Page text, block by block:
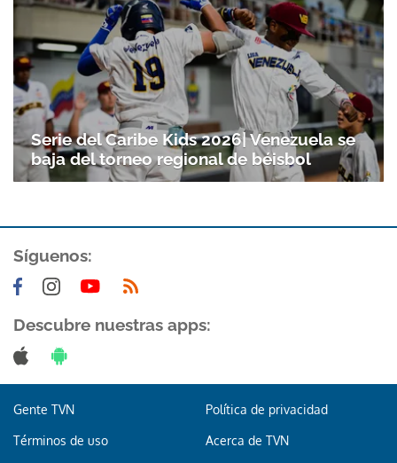
Serie del Caribe Kids 2026| Venezuela se
baja del torneo regional de béisbol
Síguenos:
Descubre nuestras apps:
Gente TVN Política de privacidad
Términos de uso Acerca de TVN